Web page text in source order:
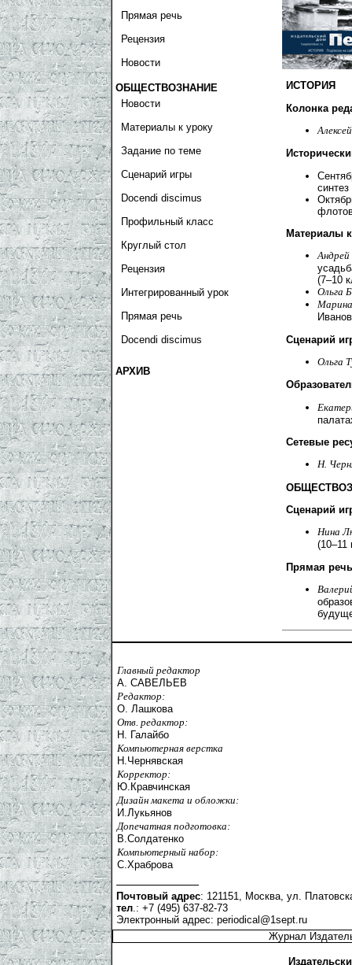
Прямая речь
Рецензия
Новости
ОБЩЕСТВОЗНАНИЕ
Новости
Материалы к уроку
Задание по теме
Сценарий игры
Docendi discimus
Профильный класс
Круглый стол
Рецензия
Интегрированный урок
Прямая речь
Docendi discimus
АРХИВ
ИСТОРИЯ
Колонка
Материалы
(7–10
Ольга
Сценарий
Ольга
Сетевые
Н.
Сценарий
Нина
(10–11
Прямая речь
Главный редактор
А. САВЕЛЬЕВ
Редактор:
О. Лашкова
Отв. редактор:
Н. Галайбо
Компьютерная верстка
Н.Чернявская
Корректор:
Ю.Кравчинская
Дизайн макета и обложки:
И.Лукьянов
Допечатная подготовка:
В.Солдатенко
Компьютерный набор:
С.Храброва
Почтовый адрес: 121151, Москва, ул.
тел.: +7 (495) 637-82-73
Электронный адрес: periodical@1sept.ru
Журнал